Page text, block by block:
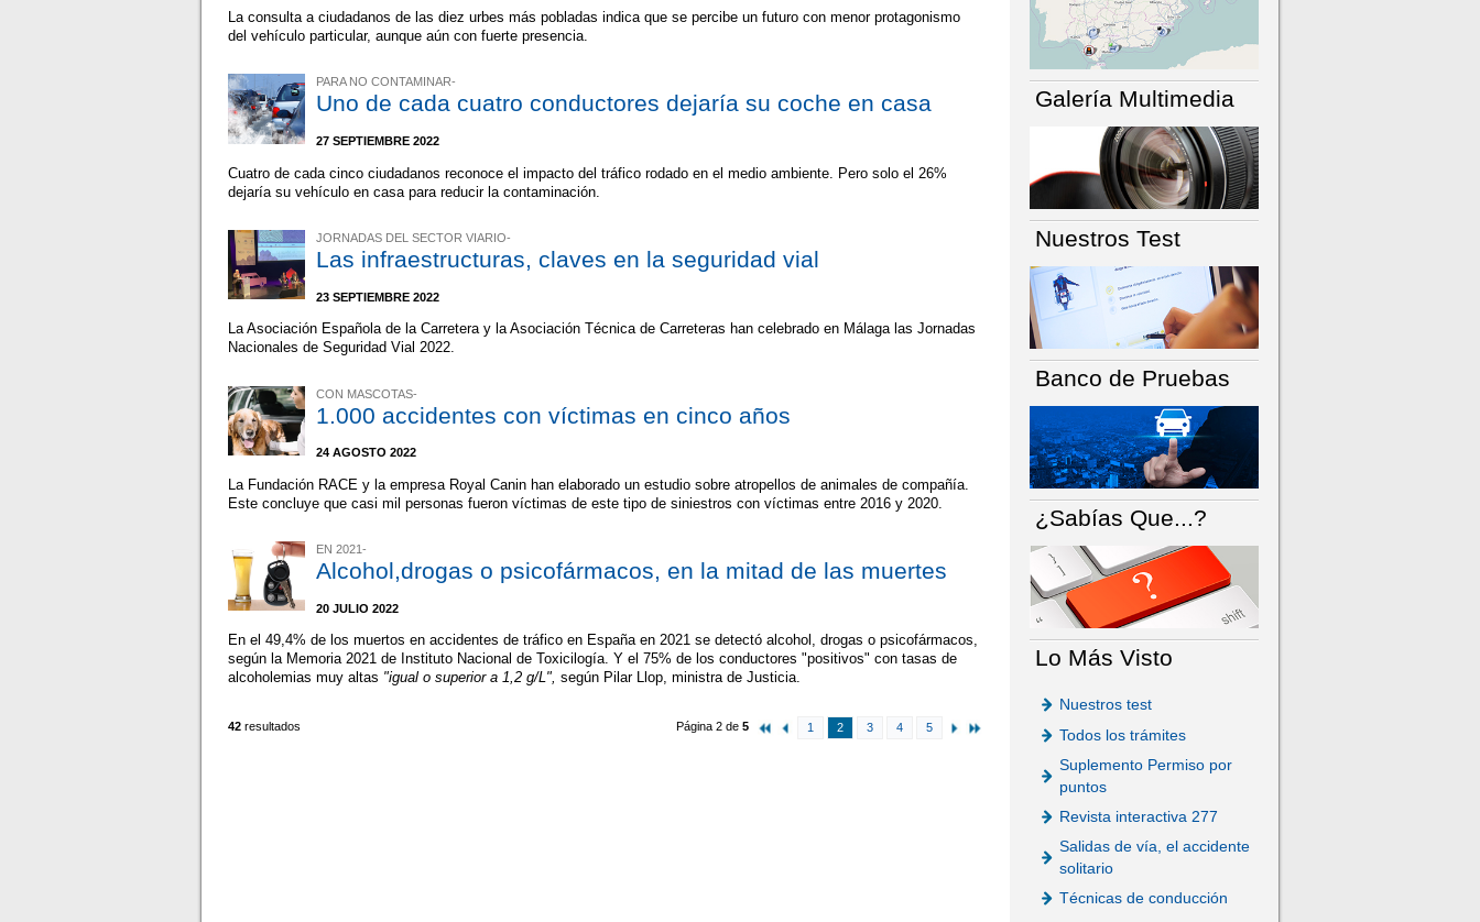
La consulta a ciudadanos de las diez urbes más pobladas indica que se percibe un futuro con menor protagonismo
del vehículo particular, aunque aún con fuerte presencia.
PARA NO CONTAMINAR-
Uno de cada cuatro conductores dejaría su coche en casa
27 SEPTIEMBRE 2022
Cuatro de cada cinco ciudadanos reconoce el impacto del tráfico rodado en el medio ambiente. Pero solo el 26%
dejaría su vehículo en casa para reducir la contaminación.
JORNADAS DEL SECTOR VIARIO-
Las infraestructuras, claves en la seguridad vial
23 SEPTIEMBRE 2022
La Asociación Española de la Carretera y la Asociación Técnica de Carreteras han celebrado en Málaga las Jornadas
Nacionales de Seguridad Vial 2022.
CON MASCOTAS-
1.000 accidentes con víctimas en cinco años
24 AGOSTO 2022
La Fundación RACE y la empresa Royal Canin han elaborado un estudio sobre atropellos de animales de compañía.
Este concluye que casi mil personas fueron víctimas de este tipo de siniestros con víctimas entre 2016 y 2020.
EN 2021-
Alcohol,drogas o psicofármacos, en la mitad de las muertes
20 JULIO 2022
En el 49,4% de los muertos en accidentes de tráfico en España en 2021 se detectó alcohol, drogas o psicofármacos,
según la Memoria 2021 de Instituto Nacional de Toxicilogía. Y el 75% de los conductores "positivos" con tasas de
alcoholemias muy altas "igual o superior a 1,2 g/L", según Pilar Llop, ministra de Justicia.
42 resultados Página 2 de5 1 2 3 4 5
Galería Multimedia
Nuestros Test
Banco de Pruebas
¿Sabías Que...?
Lo Más Visto
Nuestros test
Todos los trámites
Suplemento Permiso por
puntos
Revista interactiva 277
Salidas de vía, el accidente
solitario
Técnicas de conducción